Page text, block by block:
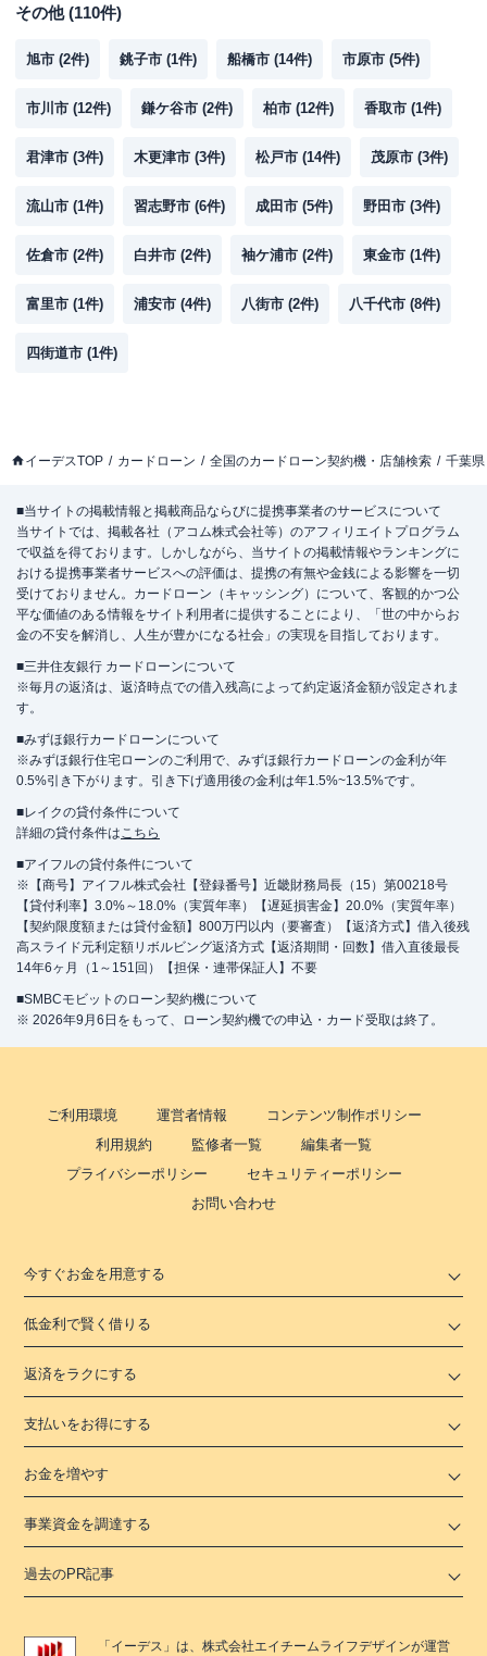
その他(110件)
旭市 (2件) 銚子市 (1件) 船橋市 (14件) 市原市 (5件)
市川市 (12件) 鎌ケ谷市 (2件) 柏市 (12件) 香取市 (1件)
君津市 (3件) 木更津市 (3件) 松戸市 (14件) 茂原市 (3件)
流山市 (1件) 習志野市 (6件) 成田市 (5件) 野田市 (3件)
佐倉市 (2件) 白井市 (2件) 袖ケ浦市 (2件) 東金市 (1件)
富里市 (1件) 浦安市 (4件) 八街市 (2件) 八千代市 (8件)
四街道市 (1件)
イーデスTOP カードローン 全国のカードローン契約機・店舗検索 千葉県
■当サイトの掲載情報と掲載商品ならびに提携事業者のサービスについて
当サイトでは、掲載各社（アコム株式会社等）のアフィリエイトプログラム
で収益を得ております。しかしながら、当サイトの掲載情報やランキングに
おける提携事業者サービスへの評価は、提携の有無や金銭による影響を一切
受けておりません。カードローン（キャッシング）について、客観的かつ公
平な価値のある情報をサイト利用者に提供することにより、「世の中からお
金の不安を解消し、人生が豊かになる社会」の実現を目指しております。
■三井住友銀行 カードローンについて
※毎月の返済は、返済時点での借入残高によって約定返済金額が設定されま
す。
■みずほ銀行カードローンについて
※みずほ銀行住宅ローンのご利用で、みずほ銀行カードローンの金利が年
0.5%引き下がります。引き下げ適用後の金利は年1.5%~13.5%です。
■レイクの貸付条件について
詳細の貸付条件はこちら
■アイフルの貸付条件について
※【商号】アイフル株式会社【登録番号】近畿財務局長（15）第00218号
【貸付利率】3.0%～18.0%（実質年率）【遅延損害金】20.0%（実質年率）
【契約限度額または貸付金額】800万円以内（要審査）【返済方式】借入後残
高スライド元利定額リボルビング返済方式【返済期間・回数】借入直後最長
14年6ヶ月（1～151回）【担保・連帯保証人】不要
■SMBCモビットのローン契約機について
※ 2026年9月6日をもって、ローン契約機での申込・カード受取は終了。
ご利用環境 運営者情報
コンテンツ制作ポリシー
利用規約
監修者一覧
編集者一覧
プライバシーポリシー
セキュリティーポリシー
お問い合わせ
今すぐお金を用意する
低金利で賢く借りる
返済をラクにする
支払いをお得にする
お金を増やす
事業資金を調達する
過去のPR記事
「 イーデス 」は、株式会社エイチームライフデザインが運営